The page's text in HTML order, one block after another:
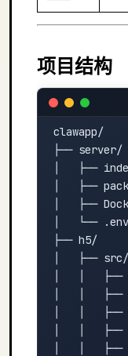
项目结构
clawapp/
├──
│   ├──
│   ├──
│   ├──
│   └──
├── h5/
│   ├── src/
│   │
│   │   ├──
│   │
│   │   ├──
│   │   ├──